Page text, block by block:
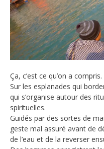
Ça, c’est ce qu’on a compris.
Sur les esplanades qui
qui s’organise autour des
spirituelles.
Guidés par des sortes de
geste mal assuré avant de
de l’eau et de la reverser